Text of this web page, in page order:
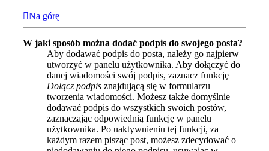
Na górę
W jaki sposób można dodać podpis do swojego posta?
Aby dodawać podpis do posta, należy go najpierw
utworzyć w panelu użytkownika. Aby dołączyć do
danej wiadomości swój podpis, zaznacz funkcję
Dołącz podpis znajdującą się w formularzu
tworzenia wiadomości. Możesz także domyślnie
dodawać podpis do wszystkich swoich postów,
zaznaczając odpowiednią funkcję w panelu
użytkownika. Po uaktywnieniu tej funkcji, za
każdym razem pisząc post, możesz zdecydować o